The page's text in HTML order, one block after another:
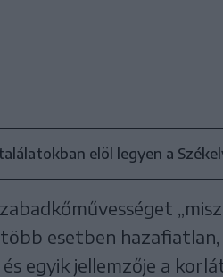
elöl legyen a
esetben hazafiatlan,
egyik jellemzője a